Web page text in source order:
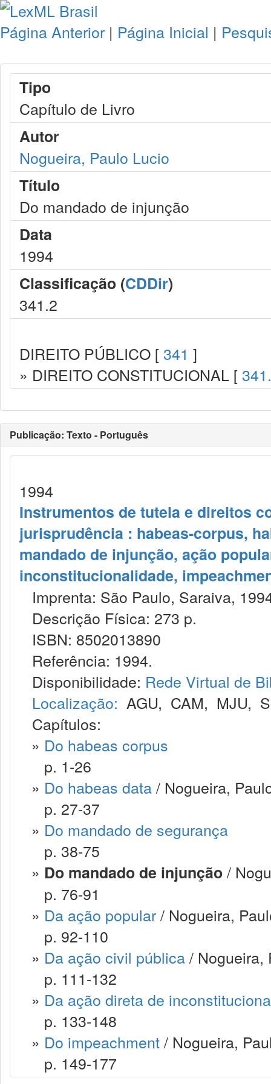
Página Anterior | Página Inicial |
Tipo
Capítulo de Livro
Autor
Nogueira, Paulo Lucio
Título
Do mandado de injunção
Data
1994
Classificação (CDDir)
341.2
DIREITO PÚBLICO [ 341 ]
» DIREITO CONSTITUCIONAL [
Publicação: Texto - Português
1994
Instrumentos de tutela e direitos
jurisprudência : habeas-corpus,
mandado de injunção, ação
inconstitucionalidade,
Imprenta: São Paulo, Saraiva,
Descrição Física: 273 p.
ISBN: 8502013890
Referência: 1994.
Disponibilidade: Rede Virtual de
Localização: AGU, CAM, MJU,
Capítulos:
» Do habeas corpus
p. 1-26
» Do habeas data/ Nogueira,
p. 27-37
» Do mandado de segurança
p. 38-75
» Do mandado de injunção/
p. 76-91
» Da ação popular/ Nogueira,
p. 92-110
» Da ação civil pública/ Nogueira,
p. 111-132
» Da ação direta de
p. 133-148
» Do impeachment/ Nogueira,
p. 149-177